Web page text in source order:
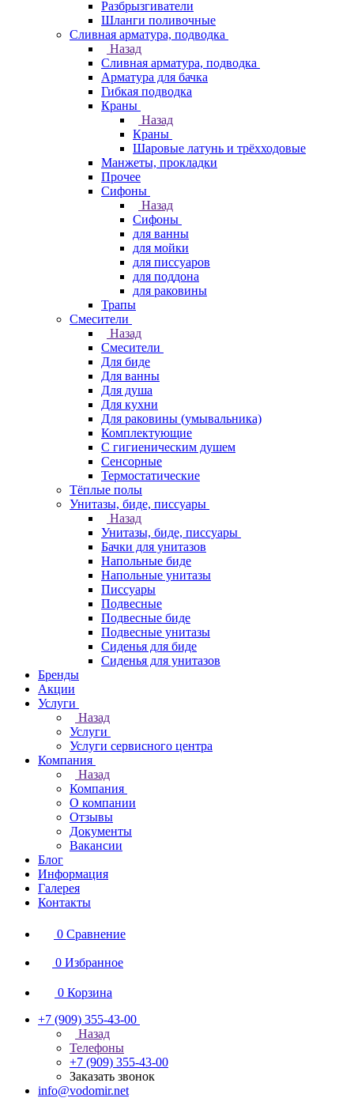
Разбрызгиватели
Шланги поливочные
Сливная арматура, подводка
Назад
Сливная арматура, подводка
Арматура для бачка
Гибкая подводка
Краны
Назад
Краны
Шаровые латунь и трёхходовые
Манжеты, прокладки
Прочее
Сифоны
Назад
Сифоны
для ванны
для мойки
для писсуаров
для поддона
для раковины
Трапы
Смесители
Назад
Смесители
Для биде
Для ванны
Для душа
Для кухни
Для раковины (умывальника)
Комплектующие
С гигиеническим душем
Сенсорные
Термостатические
Тёплые полы
Унитазы, биде, писсуары
Назад
Унитазы, биде, писсуары
Бачки для унитазов
Напольные биде
Напольные унитазы
Писсуары
Подвесные
Подвесные биде
Подвесные унитазы
Сиденья для биде
Сиденья для унитазов
Бренды
Акции
Услуги
Назад
Услуги
Услуги сервисного центра
Компания
Назад
Компания
О компании
Отзывы
Документы
Вакансии
Блог
Информация
Галерея
Контакты
0 Сравнение
0 Избранное
0 Корзина
+7 (909) 355-43-00
Назад
Телефоны
+7 (909) 355-43-00
Заказать звонок
info@vodomir.net